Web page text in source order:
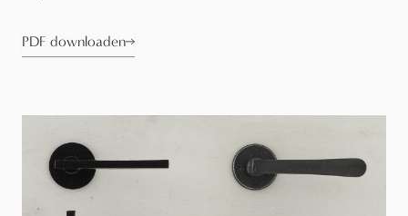
PDF downloaden